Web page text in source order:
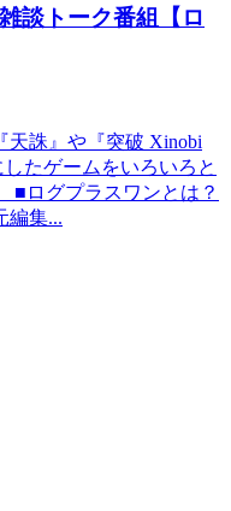
談トーク番組【ロ
天誅』や『突破 Xinobi
たゲームをいろいろと
■ログプラスワンとは？
編集...